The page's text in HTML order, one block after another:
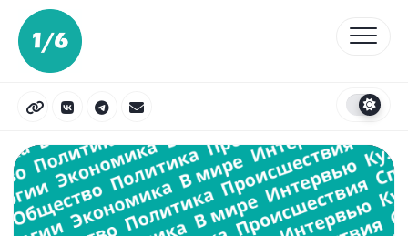
Перейти
содержанию